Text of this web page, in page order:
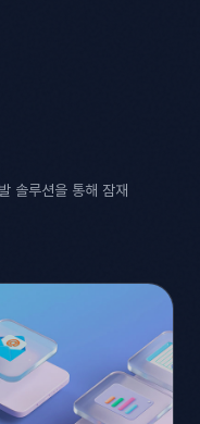
솔루션을 통해 잠재